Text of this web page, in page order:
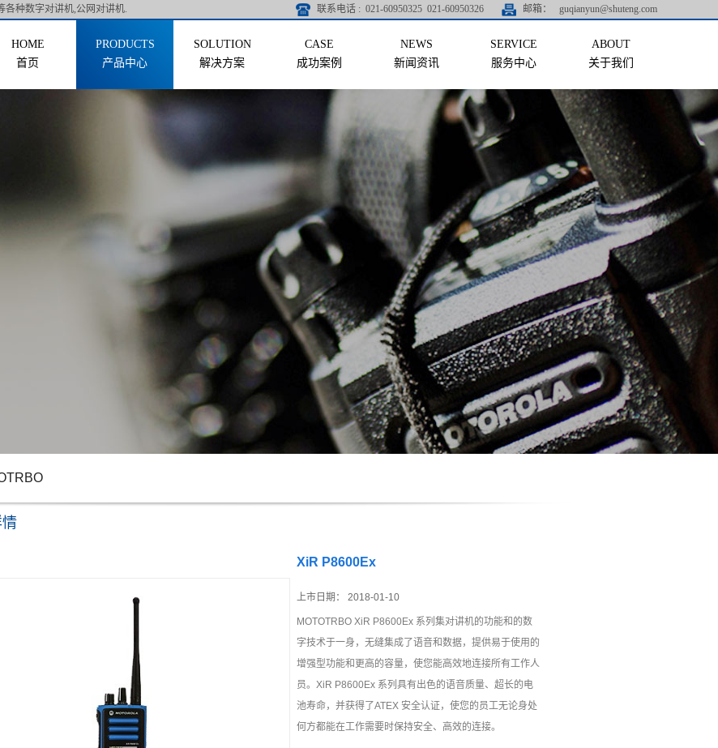
各种数字对讲机,公网对讲机. 联系电话 : 021-60950325 021-60950326 邮箱： guqianyun@shuteng.com
首页 产品中心 解决方案 成功案例 新闻资讯 服务中心 关于我们
XiR P8600Ex
上市日期： 2018-01-10
MOTOTRBO XiR P8600Ex 系列集对讲机的功能和的数
字技术于一身，无缝集成了语音和数据，提供易于使用的
增强型功能和更高的容量，使您能高效地连接所有工作人
员。XiR P8600Ex 系列具有出色的语音质量、超长的电
池寿命，并获得了ATEX 安全认证，使您的员工无论身处
何方都能在工作需要时保持安全、高效的连接。